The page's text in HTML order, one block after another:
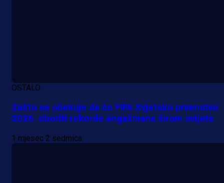
OSTALO
Zašto se očekuje da će FIFA Svjetsko prvenstvo
2026. oboriti rekorde angažmana širom svijeta
1 mjesec 2 sedmica